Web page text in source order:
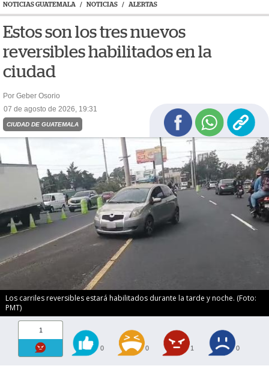
NOTICIAS GUATEMALA / NOTICIAS / ALERTAS
Estos son los tres nuevos
reversibles habilitados en la
ciudad
Por Geber Osorio
07 de agosto de 2026, 19:31
CIUDAD DE GUATEMALA
Los carriles reversibles estará habilitados durante la tarde y noche. (Foto:
PMT)
1
0 0 1 0